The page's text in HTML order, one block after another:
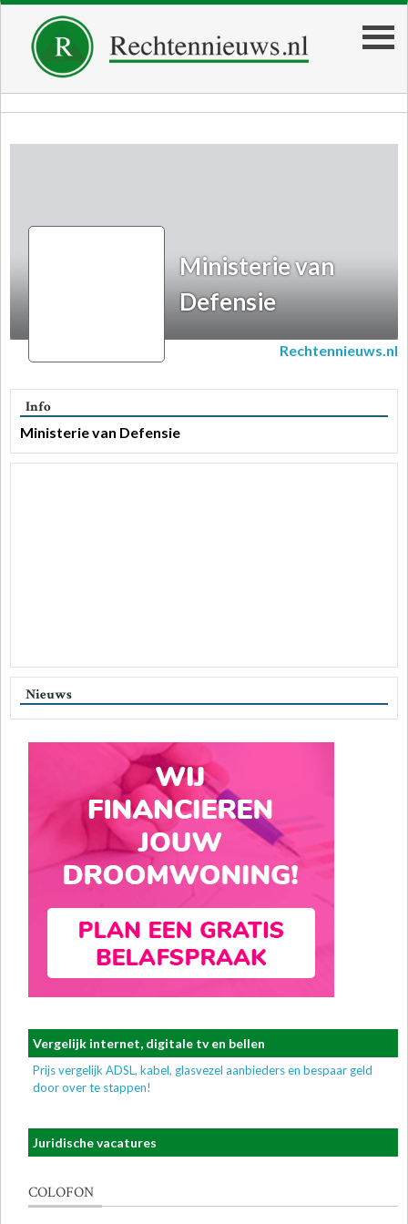
Ministerie van
Defensie
Rechtennieuws.nl
Info
Ministerie van Defensie
Nieuws
Vergelijk internet, digitale tv en bellen
Prijs vergelijk ADSL, kabel, glasvezel aanbieders en bespaar geld
door over te stappen!
Juridische vacatures
COLOFON